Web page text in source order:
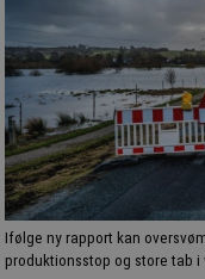
Ifølge ny rapport kan
produktionsstop og store tab